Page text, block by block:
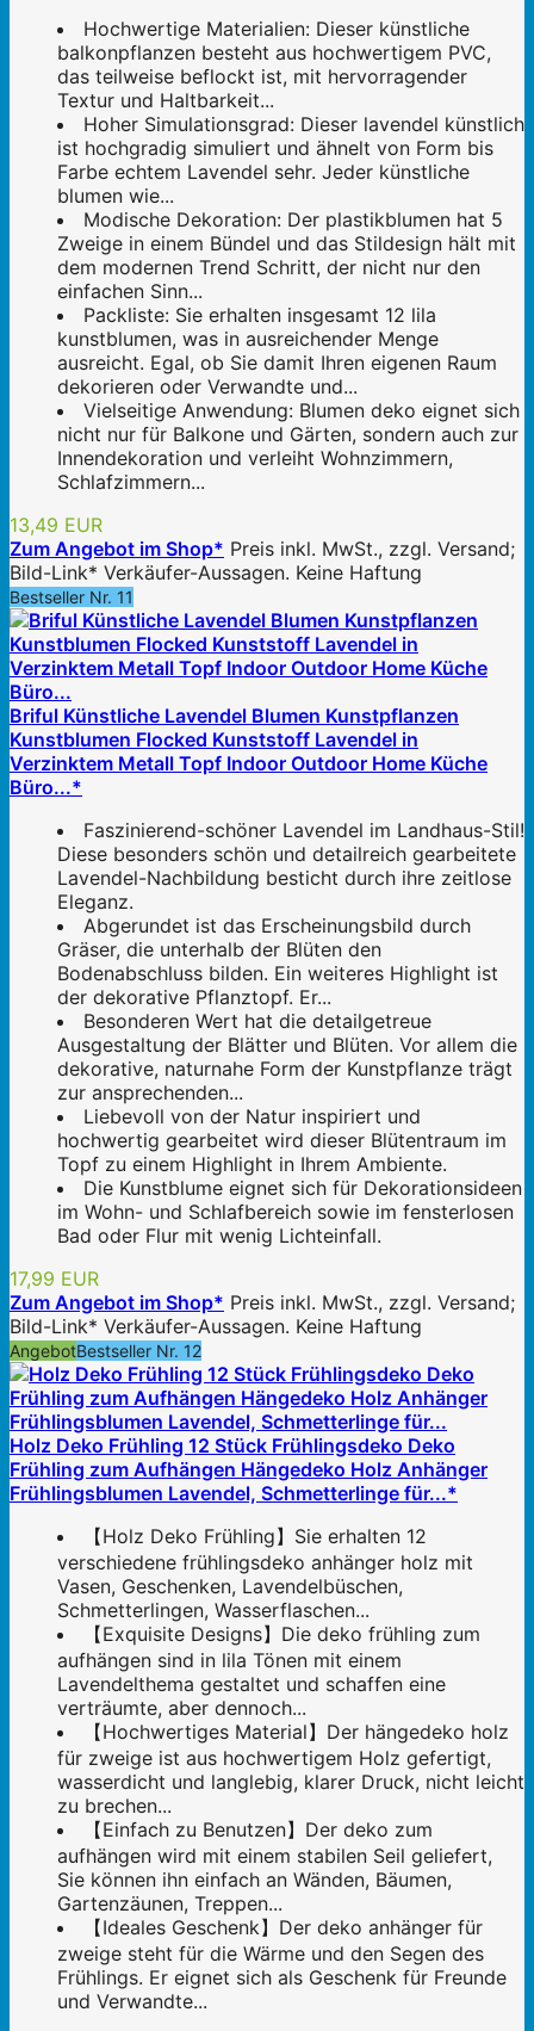
Hochwertige Materialien: Dieser künstliche
balkonpflanzen besteht aus hochwertigem PVC,
das teilweise beflockt ist, mit hervorragender
Textur und Haltbarkeit...
Hoher Simulationsgrad: Dieser lavendel künstlich
ist hochgradig simuliert und ähnelt von Form bis
Farbe echtem Lavendel sehr. Jeder künstliche
blumen wie...
Modische Dekoration: Der plastikblumen hat 5
Zweige in einem Bündel und das Stildesign hält mit
dem modernen Trend Schritt, der nicht nur den
einfachen Sinn...
Packliste: Sie erhalten insgesamt 12 lila
kunstblumen, was in ausreichender Menge
ausreicht. Egal, ob Sie damit Ihren eigenen Raum
dekorieren oder Verwandte und...
Vielseitige Anwendung: Blumen deko eignet sich
nicht nur für Balkone und Gärten, sondern auch zur
Innendekoration und verleiht Wohnzimmern,
Schlafzimmern...
13,49 EUR
Zum Angebot im Shop* Preis inkl. MwSt., zzgl. Versand;
Bild-Link* Verkäufer-Aussagen. Keine Haftung
Bestseller Nr. 11
Briful Künstliche Lavendel Blumen Kunstpflanzen
Kunstblumen Flocked Kunststoff Lavendel in
Verzinktem Metall Topf Indoor Outdoor Home Küche
Büro...*
Faszinierend-schöner Lavendel im Landhaus-Stil!
Diese besonders schön und detailreich gearbeitete
Lavendel-Nachbildung besticht durch ihre zeitlose
Eleganz.
Abgerundet ist das Erscheinungsbild durch
Gräser, die unterhalb der Blüten den
Bodenabschluss bilden. Ein weiteres Highlight ist
der dekorative Pflanztopf. Er...
Besonderen Wert hat die detailgetreue
Ausgestaltung der Blätter und Blüten. Vor allem die
dekorative, naturnahe Form der Kunstpflanze trägt
zur ansprechenden...
Liebevoll von der Natur inspiriert und
hochwertig gearbeitet wird dieser Blütentraum im
Topf zu einem Highlight in Ihrem Ambiente.
Die Kunstblume eignet sich für Dekorationsideen
im Wohn- und Schlafbereich sowie im fensterlosen
Bad oder Flur mit wenig Lichteinfall.
17,99 EUR
Zum Angebot im Shop* Preis inkl. MwSt., zzgl. Versand;
Bild-Link* Verkäufer-Aussagen. Keine Haftung
AngebotBestseller Nr. 12
Holz Deko Frühling 12 Stück Frühlingsdeko Deko
Frühling zum Aufhängen Hängedeko Holz Anhänger
Frühlingsblumen Lavendel, Schmetterlinge für...*
【Holz Deko Frühling】Sie erhalten 12
verschiedene frühlingsdeko anhänger holz mit
Vasen, Geschenken, Lavendelbüschen,
Schmetterlingen, Wasserflaschen...
【Exquisite Designs】Die deko frühling zum
aufhängen sind in lila Tönen mit einem
Lavendelthema gestaltet und schaffen eine
verträumte, aber dennoch...
【Hochwertiges Material】Der hängedeko holz
für zweige ist aus hochwertigem Holz gefertigt,
wasserdicht und langlebig, klarer Druck, nicht leicht
zu brechen...
【Einfach zu Benutzen】Der deko zum
aufhängen wird mit einem stabilen Seil geliefert,
Sie können ihn einfach an Wänden, Bäumen,
Gartenzäunen, Treppen...
【Ideales Geschenk】Der deko anhänger für
zweige steht für die Wärme und den Segen des
Frühlings. Er eignet sich als Geschenk für Freunde
und Verwandte...